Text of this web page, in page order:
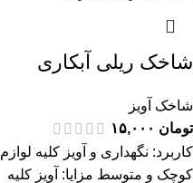
شاخک ریلی آبکاری
شاخک آویز
تومان
کاربرد: نگهداری و آویز کلیه لوازم
کوچک و متوسط مزایا: آویز کلیه